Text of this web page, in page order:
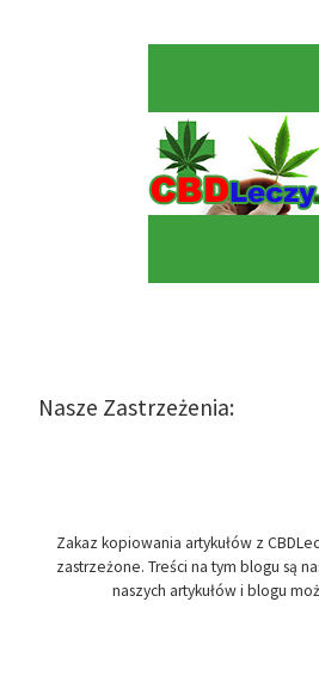
Nasze Zastrzeżenia:
Zakaz kopiowania artykułów z
zastrzeżone. Treści na tym blogu są
naszych artykułów i blogu